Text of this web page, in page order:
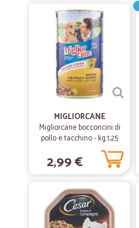
MIGLIORCANE
Migliorcane bocconcini di
pollo e tacchino - kg.1,25
2,99 €